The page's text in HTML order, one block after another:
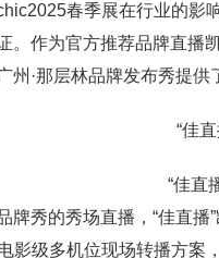
春季展在行业的影
。作为官方推荐品牌直播
州·那层林品牌发布秀提
“佳
“佳直
牌秀的秀场直播，“佳直
影级多机位现场转播方案